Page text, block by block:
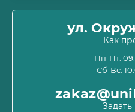
Информация о доставке
Пользовательское
Политика
Связаться с нами
ул.
Как
Пн-Пт:
Сб-Вс: